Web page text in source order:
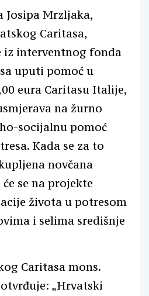
Josipa Mrzljaka,
Caritasa,
iz interventnog fonda
uputi pomoć u
eura Caritasu Italije,
na žurno
socijalnu pomoć
Kada se za to
novčana
se na projekte
života u potresom
i selima središnje
Caritasa mons.
„Hrvatski